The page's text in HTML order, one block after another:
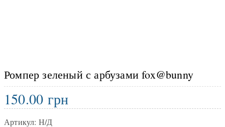
Ромпер зеленый с арбузами fox@bunny
150.00грн
Артикул: Н/Д